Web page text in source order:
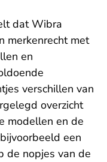
dat Wibra
merkenrecht met
en
verschillen van
overzicht
modellen en de
een
de nopjes van de